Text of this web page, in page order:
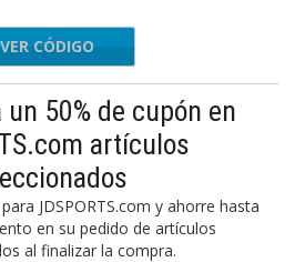
LCTB20
VER CÓDIGO
50% de cupón en
artículos
JDSPORTS.com y ahorre hasta
en su pedido de artículos
al finalizar la compra.